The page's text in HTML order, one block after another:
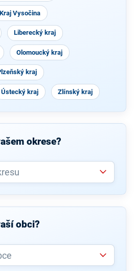
Kraj Vysočina
Liberecký kraj
Olomoucký kraj
kraj
Ústecký kraj Zlínský kraj
okrese?
obci?